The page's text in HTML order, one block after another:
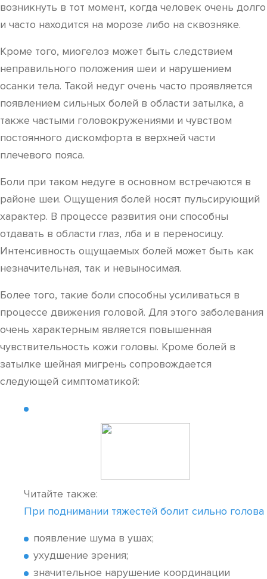
возникнуть в тот момент, когда человек очень долго
и часто находится на морозе либо на сквозняке.
Кроме того, миогелоз может быть следствием
неправильного положения шеи и нарушением
осанки тела. Такой недуг очень часто проявляется
появлением сильных болей в области затылка, а
также частыми головокружениями и чувством
постоянного дискомфорта в верхней части
плечевого пояса.
Боли при таком недуге в основном встречаются в
районе шеи. Ощущения болей носят пульсирующий
характер. В процессе развития они способны
отдавать в области глаз, лба и в переносицу.
Интенсивность ощущаемых болей может быть как
незначительная, так и невыносимая.
Более того, такие боли способны усиливаться в
процессе движения головой. Для этого заболевания
очень характерным является повышенная
чувствительность кожи головы. Кроме болей в
затылке шейная мигрень сопровождается
следующей симптоматикой:
Читайте также:
При поднимании тяжестей болит сильно голова
появление шума в ушах;
ухудшение зрения;
значительное нарушение координации